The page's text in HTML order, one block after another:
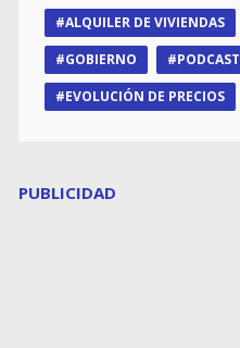
ALQUILER DE VIVIENDAS
GOBIERNO
PODCAST
EVOLUCIÓN DE PRECIOS
PUBLICIDAD